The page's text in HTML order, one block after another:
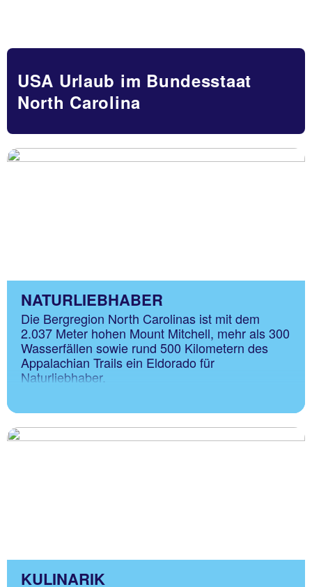
USA Urlaub im Bundesstaat
North Carolina
NATURLIEBHABER
Die Bergregion North Carolinas ist mit dem
2.037 Meter hohen Mount Mitchell, mehr als 300
Wasserfällen sowie rund 500 Kilometern des
Appalachian Trails ein Eldorado für
Naturliebhaber.
KULINARIK